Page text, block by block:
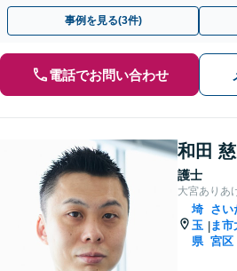
棄など様々な離婚・男女問題の解決実績が
事例を見る(3件)
電話でお問い合わせ
和田
護士
大宮ありあ
埼
玉
県
|
さい
ま市
宮区